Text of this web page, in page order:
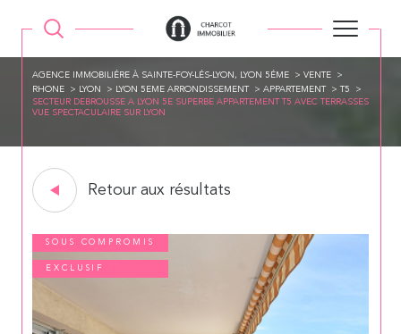
AGENCE IMMOBILIÉRE À SAINTE-FOY-LÉS-LYON, LYON 5ÉME
VENTE
RHONE
LYON LYON 5EME ARRONDISSEMENT APPARTEMENT
T5
SECTEUR DEBROUSSE A LYON 5E SUPERBE APPARTEMENT T5 AVEC TERRASSES
VUE SPECTACULAIRE SUR LYON
Retour aux résultats
SOUS COMPROMIS
EXCLUSIF